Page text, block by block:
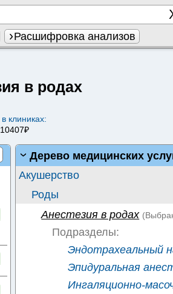
Расшифровка анализов
в родах
клиниках:
Дерево медицинских
Акушерство
Роды
Анестезия в родах
Подразделы:
Эндотрахеальный
Эпидуральная
Ингаляционно-